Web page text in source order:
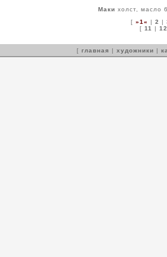
Маки холст, масло
[ »1« | 2 |
[ 11 | 12
[ главная | художники |